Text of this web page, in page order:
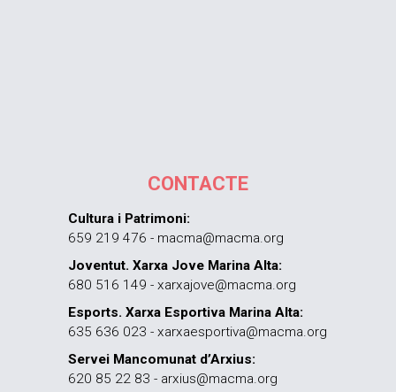
CONTACTE
Cultura i Patrimoni:
659 219 476 - macma@macma.org
Joventut. Xarxa Jove Marina Alta:
680 516 149 - xarxajove@macma.org
Esports. Xarxa Esportiva Marina Alta:
635 636 023 - xarxaesportiva@macma.org
Servei Mancomunat d’Arxius:
620 85 22 83 - arxius@macma.org